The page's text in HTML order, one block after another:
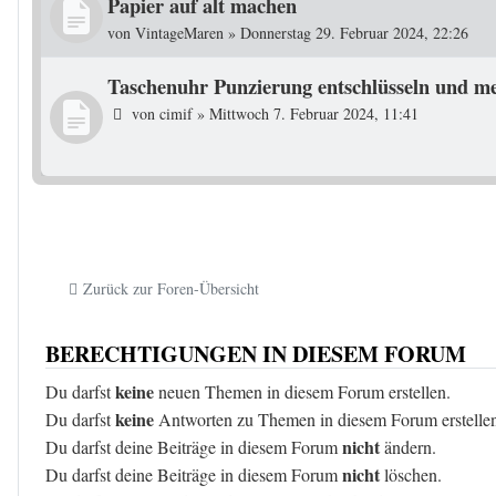
von VintageMaren » Donnerstag 29. Februar 2024, 22:26
Taschenuhr Punzierung entschlüsseln und
von cimif» Mittwoch 7. Februar 2024, 11:41
Zurück zur Foren-Übersicht
BERECHTIGUNGEN IN DIESEM FORUM
Du darfstkeineneuen Themen in diesem Forum erstellen.
Du darfstkeine Antworten zu Themen in diesem Forum
Du darfst deine Beiträge in diesem Forumnichtändern.
Du darfst deine Beiträge in diesem Forumnichtlöschen.